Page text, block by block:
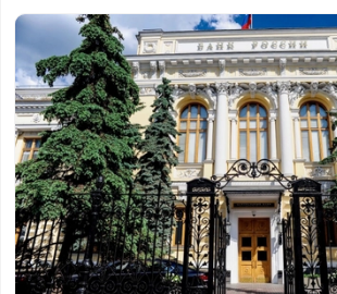
В Центробанке оставили ключевую